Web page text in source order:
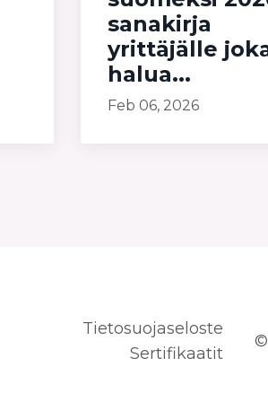
sanakirja
yrittäjälle
halua...
Feb 06, 2026
Tietosuojaseloste
Sertifikaatit